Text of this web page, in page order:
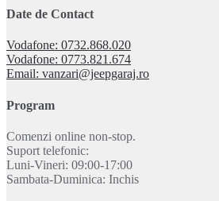
Date de Contact
Vodafone: 0732.868.020
Vodafone: 0773.821.674
Email: vanzari@jeepgaraj.ro
Program
Comenzi online non-stop.
Suport telefonic:
Luni-Vineri: 09:00-17:00
Sambata-Duminica: Inchis